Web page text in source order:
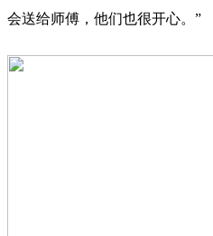
会送给师傅，他们也很开心。”